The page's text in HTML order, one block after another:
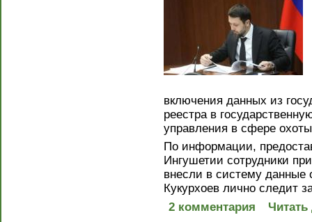
включения данных из
реестра в
управления в сфере
По информации,
Ингушетии сотрудники
внесли в систему данные
Кукурхоев лично следит
2 комментария
Читать